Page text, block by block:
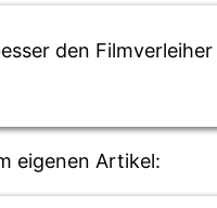
den
eigenen Artikel: